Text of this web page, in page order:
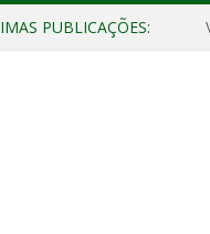
PUBLICAÇÕES: